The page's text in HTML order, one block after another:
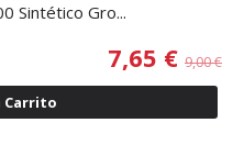
Sintético Gro...
7,65 € 9,00 €
Carrito